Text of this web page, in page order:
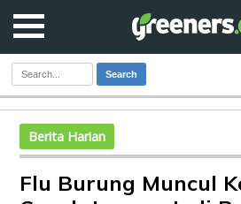
Search
Berita Harian
Flu Burung Muncul